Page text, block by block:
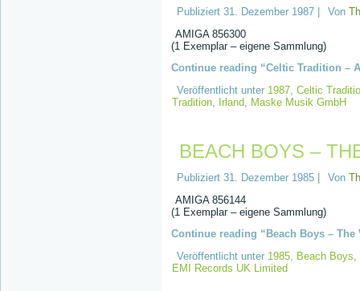
Publiziert 31. Dezember 1987 Von
AMIGA 856300
(1 Exemplar – eigene Sammlung)
Continue reading “Celtic Tradition –
Veröffentlicht unter 1987, Celtic
Tradition, Irland, Maske Musik GmbH
BEACH BOYS –
Publiziert 31. Dezember 1985 Von
AMIGA 856144
(1 Exemplar – eigene Sammlung)
Continue reading “Beach Boys – The
Veröffentlicht unter 1985, Beach Boys,
EMI Records UK Limited